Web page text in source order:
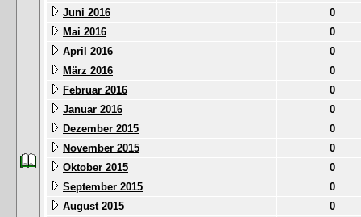
Juni 2016
0
Mai 2016
0
April 2016
0
März 2016
0
Februar 2016
0
Januar 2016
0
Dezember 2015
0
November 2015
0
Oktober 2015
0
September 2015
0
August 2015
0